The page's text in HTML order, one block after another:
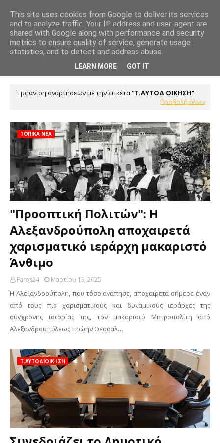
Εμφάνιση αναρτήσεων με την ετικέτα Τ.ΑΥΤΟΔΙΟΙΚΗΣΗ
Προβολή όλων
ΤΟΠΙΚΑ ΝΕΑ
"Προοπτική Πολιτών": Η
Αλεξανδρούπολη αποχαιρετά
χαρισματικό ιεράρχη μακαριστό
Άνθιμο
Faros24 Μαρτίου 15, 2025
Η Αλεξανδρούπολη, που τόσο αγάπησε, αποχαιρετά σήμερα έναν
από τους πιο χαρισματικούς και δυναμικούς ιεράρχες της
σύγχρονης ιστορίας της, τον μακαριστό Μητροπολίτη από
Αλεξανδρουπόλεως πρώην Θεσσαλ…
Τ.ΑΥΤΟΔΙΟΙΚΗΣΗ
This site uses cookies from Google to deliver its services
and to analyze traffic. Your IP address and user-agent are
shared with Google along with performance and security
metrics to ensure quality of service, generate usage
statistics, and to detect and address abuse.
LEARN MORE GOT IT